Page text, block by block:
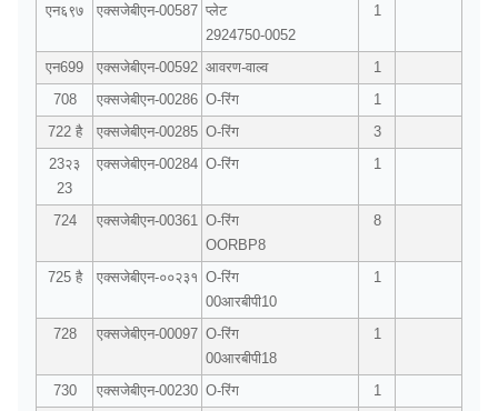
एन६९७ एक्सजेबीएन-00587 प्लेट
2924750-0052
1
एन699 एक्सजेबीएन-00592 आवरण-वाल्व
1
708
एक्सजेबीएन-00286 O-रिंग
1
722 है
एक्सजेबीएन-00285 O-रिंग
3
23२३
23
एक्सजेबीएन-00284 O-रिंग 1
724 एक्सजेबीएन-00361
O-रिंग
OORBP8
8
725 है एक्सजेबीएन-००२३१ O-रिंग
00आरबीपी10
1
728 एक्सजेबीएन-00097 O-रिंग
00आरबीपी18
1
730 एक्सजेबीएन-00230 O-रिंग
1